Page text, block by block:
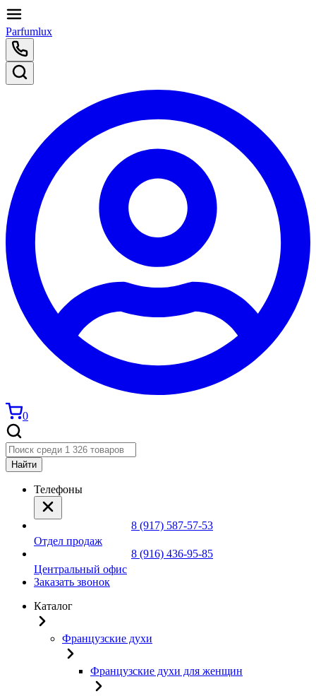
Parfumlux
0
Найти
Телефоны
8 (917) 587-57-53
Отдел продаж
8 (916) 436-95-85
Центральный офис
Заказать звонок
Каталог
Французские духи
Французские духи для женщин